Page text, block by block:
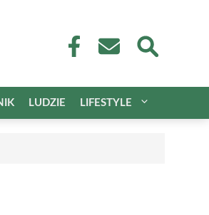
LUDZIE LIFESTYLE